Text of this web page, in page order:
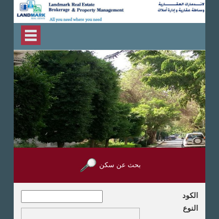
بحث عن سكن
الكود
النوع